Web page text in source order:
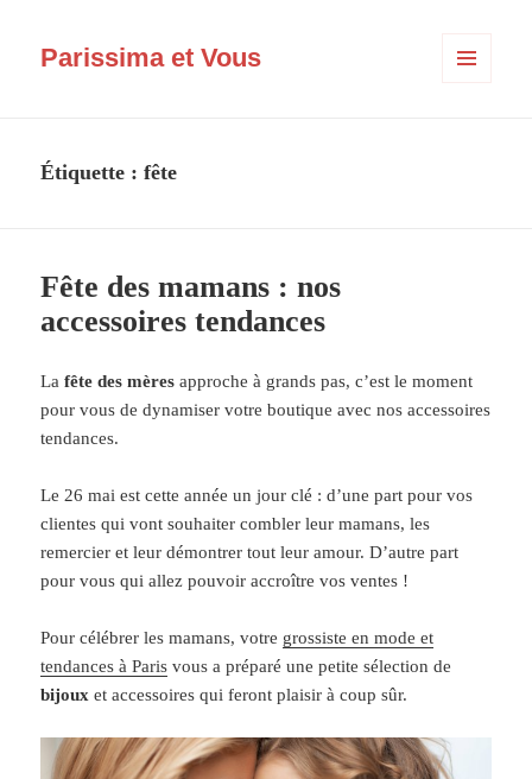
Parissima et Vous
Étiquette :fête
Fête des mamans : nos
accessoires tendances
Lafête des mèresapproche à grands pas, c’est le moment
pour vous de dynamiser votre boutique avec nos accessoires
tendances.
Le 26 mai est cette année un jour clé : d’une part pour vos
clientes qui vont souhaiter combler leur mamans, les
remercier et leur démontrer tout leur amour. D’autre part
pour vous qui allez pouvoir accroître vos ventes !
Pour célébrer les mamans, votre grossiste en mode et
tendances à Paris vous a préparé une petite sélection de
bijoux et accessoires qui feront plaisir à coup sûr.